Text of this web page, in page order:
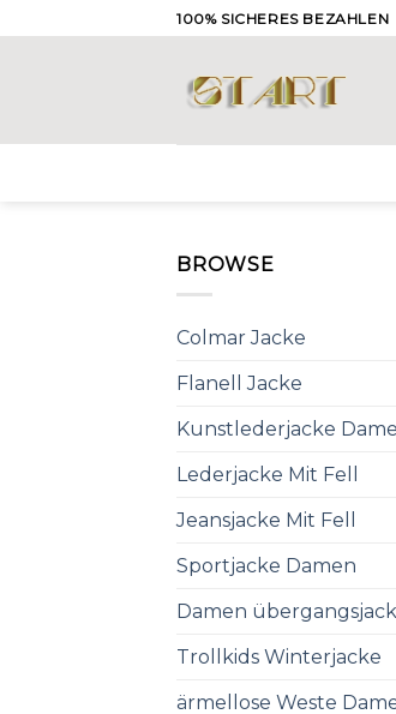
to
100% SICHERES BEZAHLEN
BROWSE
Colmar Jacke
Flanell Jacke
Kunstlederjacke
Lederjacke Mit Fell
Jeansjacke Mit Fell
Sportjacke Damen
Damen
Trollkids Winterjacke
ärmellose Weste